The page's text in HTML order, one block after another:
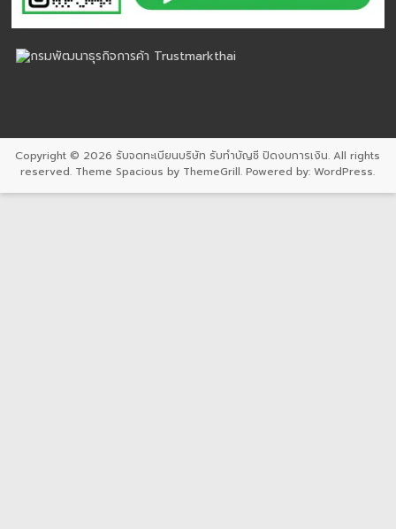
Copyright © 2026 รับจดทะเบียนบริษัท รับทำบัญชี ปิดงบการเงิน. All rights
reserved. ThemeSpacious by ThemeGrill. Powered by:WordPress.